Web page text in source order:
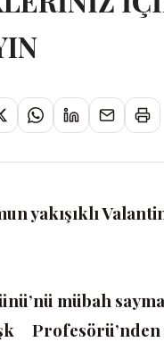
yakışıklı
mübah